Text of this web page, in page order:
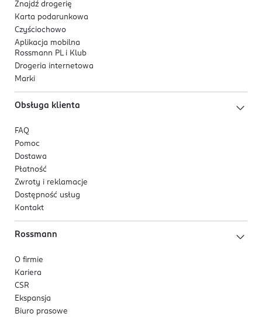
Znajdź drogerię
Karta podarunkowa
Czyściochowo
Aplikacja mobilna
Rossmann PL i Klub
Drogeria internetowa
Marki
Obsługa klienta
FAQ
Pomoc
Dostawa
Płatność
Zwroty i reklamacje
Dostępność usług
Kontakt
Rossmann
O firmie
Kariera
CSR
Ekspansja
Biuro prasowe